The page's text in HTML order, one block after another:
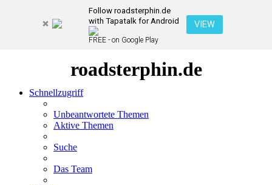
Follow roadsterphin.de
with Tapatalk for Android
FREE - on Google Play
VIEW
roadsterphin.de
Schnellzugriff
Unbeantwortete Themen
Aktive Themen
Suche
Das Team